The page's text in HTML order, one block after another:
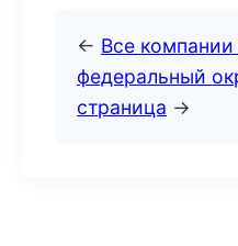
← Все
федеральный
страница →